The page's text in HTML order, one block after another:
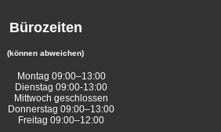
Bürozeiten
(können abweichen)
Montag 09:00–13:00
Dienstag 09:00-13:00
Mittwoch geschlossen
Donnerstag 09:00–13:00
Freitag 09:00–12:00